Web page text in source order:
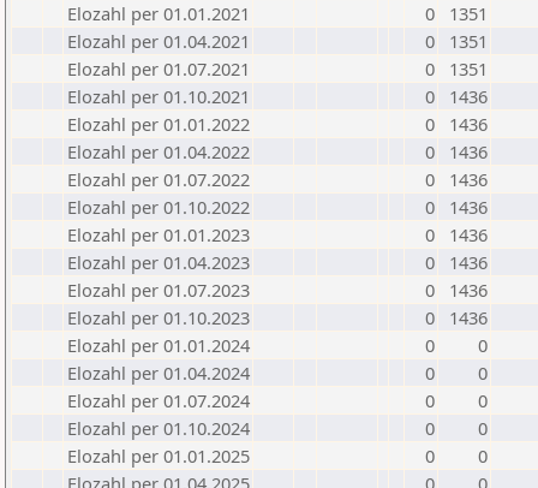
Elozahl per 01.01.2021
0
1351
Elozahl per 01.04.2021
0
1351
Elozahl per 01.07.2021
0
1351
Elozahl per 01.10.2021
0
1436
Elozahl per 01.01.2022
0
1436
Elozahl per 01.04.2022
0
1436
Elozahl per 01.07.2022
0
1436
Elozahl per 01.10.2022
0
1436
Elozahl per 01.01.2023
0
1436
Elozahl per 01.04.2023
0
1436
Elozahl per 01.07.2023
0
1436
Elozahl per 01.10.2023
0
1436
Elozahl per 01.01.2024
0
0
Elozahl per 01.04.2024
0
0
Elozahl per 01.07.2024
0
0
Elozahl per 01.10.2024
0
0
Elozahl per 01.01.2025
0
0
Elozahl per 01.04.2025
0
0